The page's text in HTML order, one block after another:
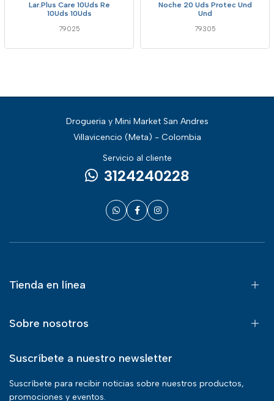
Lar.Plus Care 10Uds Re
10Uds 10Uds
79025
Noche 20 Uds Protec Und
Und
79305
Drogueria y Mini Market San Andres
Villavicencio (Meta) - Colombia
Servicio al cliente
3124240228
Tienda en línea
Sobre nosotros
Suscríbete a nuestro newsletter
Suscríbete para recibir noticias sobre nuestros productos,
promociones y eventos.